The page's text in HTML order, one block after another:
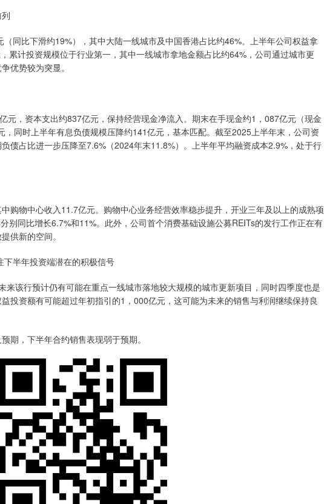
比下滑约19%），其中大陆一线城市及中国香港占比约46%。上半年公司权益拿
累计投资规模位于行业第一，其中一线城市拿地金额占比约64%，公司通过城市更
优势较为突显。
，资本支出约837亿元，保持经营现金净流入。期末在手现金约1，087亿元（现金
同时上半年有息负债规模压降约141亿元，基本匹配。截至2025上半年末，公司资
债占比进一步压降至7.6%（2024年末11.8%）。上半年平均融资成本2.9%，处于行
物中心收入11.7亿元。购物中心业务经营效率稳步提升，开业三年及以上的成熟项
别同比增长6.7%和11%。此外，公司首个消费基础设施公募REITs的发行工作正在有
供新的空间。
半年投资端潜在的积极信号
该行预计仍有可能在重点一线城市落地较大规模的城市更新项目，同时四季度也是
投资额有可能超过年初指引的1，000亿元，这可能为未来的销售与利润继续保持良
，下半年合约销售表现弱于预期。